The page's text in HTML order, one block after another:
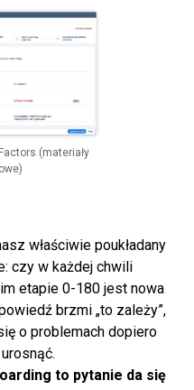
(materiały
właściwie poukładany
czy w każdej chwili
etapie 0-180 jest nowa
brzmi „to zależy”,
o problemach dopiero
to pytanie da się